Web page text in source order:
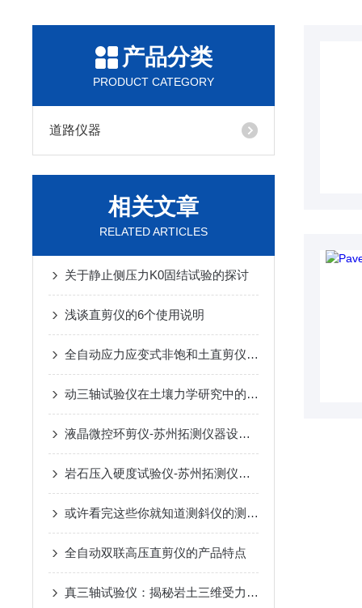
产品分类
PRODUCT CATEGORY
道路仪器
相关文章
RELATED ARTICLES
关于静止侧压力K0固结试验的探讨
浅谈直剪仪的6个使用说明
全自动应力应变式非饱和土直剪仪TT-2UM-苏州拓测仪器设备有限公司
动三轴试验仪在土壤力学研究中的应用与发展
液晶微控环剪仪-苏州拓测仪器设备有限公司
岩石压入硬度试验仪-苏州拓测仪器设备有限公司
或许看完这些你就知道测斜仪的测量原理吧
全自动双联高压直剪仪的产品特点
真三轴试验仪：揭秘岩土三维受力特性的仪器